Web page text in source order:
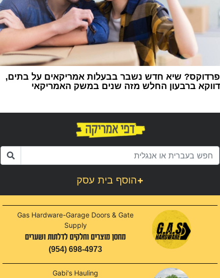
פרדוקס? שיא חדש נשבר בבעלות אמריקאים על בתים,
דווקא ברבעון החלש מזה שנים במשק האמריקאי
הוסף בית עסק+
Gas Hardware-Garage Doors & Gate
Supply
מחסן מוצרים וחלקים לדלתות ושערים
(954) 698-4973
Gabi's Hauling